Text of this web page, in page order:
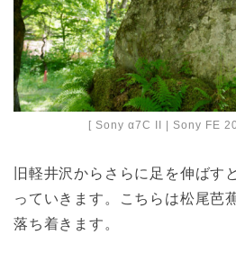
[ Sony α7C II | Sony FE
旧軽井沢からさらに足を伸ばす
っていきます。こちらは松尾芭
落ち着きます。